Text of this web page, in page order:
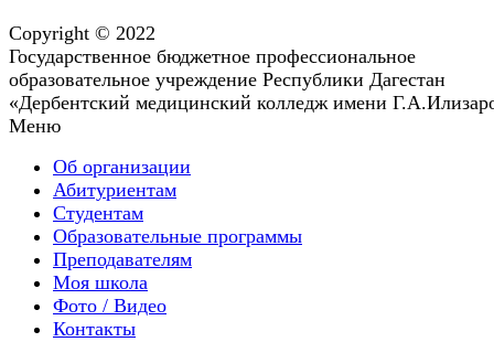
Copyright © 2022
Государственное бюджетное профессиональное
образовательное учреждение Республики Дагестан
«Дербентский медицинский колледж имени
Меню
Об организации
Абитуриентам
Студентам
Образовательные программы
Преподавателям
Моя школа
Фото / Видео
Контакты